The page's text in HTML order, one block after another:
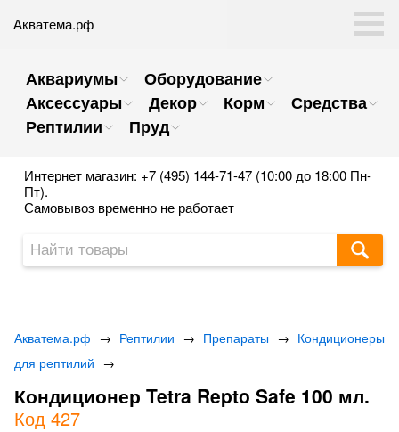
Акватема.рф
Аквариумы
Оборудование
Аксессуары
Декор Корм
Средства
Рептилии
Пруд
Интернет магазин: +7 (495) 144-71-47 (10:00 до 18:00 Пн-
Пт).
Самовывоз временно не работает
Акватема.рф → Рептилии → Препараты → Кондиционеры
для рептилий →
Кондиционер Tetra Repto Safe 100 мл.
Код 427